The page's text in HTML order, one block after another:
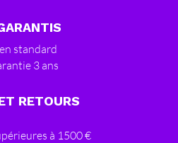
standard
3 ans
RETOURS
à 1500 €